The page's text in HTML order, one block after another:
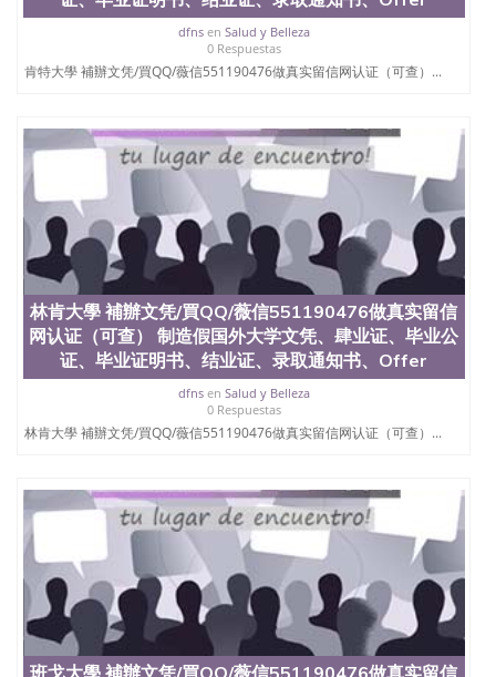
地区为全美的重要科技中心。约有学生三万人，超过
134种学士学科和65个硕士学科，并有来自世界60余
国的学生来此就读。其有名的科系如计算机科学，电
子工程学，工商管理学，艺术设计，和航空学等，深
二、办理流程： 1、收集客户办理信息； 2、客户付
定金下单； 3、公司确认到账转制作点做电子图；
4、电子图做好发给客户确认； 5、电子图确认好转成
品部做成品； 6、成品做好拍照或者视频确认再付余
款； 7、快递给客户（国内顺丰，国外DHL）。 三、
真实网上可查的证明材料 1、教育部学历学位认证，
留服真实存档可查，存档。 2、留学回国人员证明
（使馆认证），使馆网站真实存档可查。 3、留信网
真实可查认证办理，存档可查，终身受用。 四、办理
流程农业科学院、艺术与建筑学院、商学院、交流学
院、地球及物质科学院、教育学院、工程学院、健康
与人类发展学院、信息工程与科学学院、人文学院、
护理学院、科学学院等。学校的教育学院排名在全美
前十名，工学院排名在前十五名，且继续攀升中。纽
约大学为学生们提供本科、硕士及博士学位。学校的
学、美术、电子工程、天文学、农业、环境污染控
制、历史、电气工程、生物工程、建筑设计、工商管
理、材料科学、机械工程、航天工程、土木工程、数
学、化学、英语、社会科学、心理学、戏剧、市场营
销、机械工程、计算机科学、物理学、人工智能、商
科、金融专业 1、客户提供相关材料，确定客户办理
信息，给出操作方案； 2、补充毕业证成绩单等相关
材料； 3、留服注册申请账号，付定金； 4、预约递
交时间，公司人员陪同客户本人一起去留服递交材
dfnsen Salud y Belleza
0 Respuestas
肯特大學 補辦文凭/買QQ/薇信551190476做真实留信网认证（可查）...
林肯大學 補辦文凭/買QQ/薇信551190476做真实留信
网认证（可查） 制造假国外大学文凭、肆业证、毕业公
证、毕业证明书、结业证、录取通知书、Offer
dfnsen Salud y Belleza
0 Respuestas
林肯大學 補辦文凭/買QQ/薇信551190476做真实留信网认证（可查）...
班戈大學 補辦文凭/買QQ/薇信551190476做真实留信